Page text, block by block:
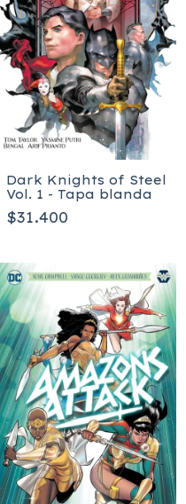
Dark Knights of Steel
Vol. 1 - Tapa blanda
$31.400